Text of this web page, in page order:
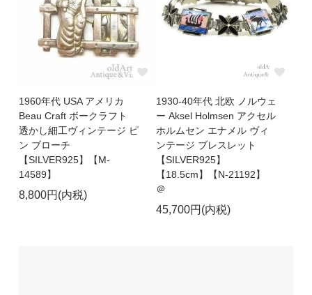
1960年代 USA アメリカ
Beau Craft ボークラフト
透かし細工ヴィンテージ ピ
ン ブローチ
【SILVER925】【M-
14589】
8,800円(内税)
1930-40年代 北欧 ノルウェ
ー Aksel Holmsen アクセル
ホルムセン エナメル ヴィ
ンテージ ブレスレット
【SILVER925】
【18.5cm】【N-21192】
＠
45,700円(内税)